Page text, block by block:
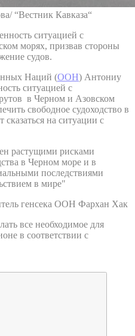
“Вестник Кавказа“
ситуацией с
морях, призвав стороны
судов.
Наций (ООН) Антониу
ситуацией с
в Черном и Азовском
свободное судоходство в
сказаться на ситуации с
растущими рисками
в Черном море и в
последствиями
в мире"
генсека ООН Фархан Хак
все необходимое для
в соответствии с